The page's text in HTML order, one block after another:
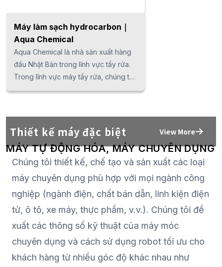
Máy làm sạch hydrocarbon｜
Aqua Chemical
Aqua Chemical là nhà sản xuất hàng
đầu Nhật Bản trong lĩnh vực tẩy rửa.
Trong lĩnh vực máy tẩy rửa, chúng tôi
đang phát triển nhiều hệ thống rửa
tụ hơi nước và hệ thống thu hồi khí
hiệu quả cao. Chúng tôi sẽ đề xuất hệ
thống rửa tối ưu cho khách hàng của
mình, chẳng hạn như rửa siêu âm khử
khí", "rửa siêu âm giảm áp" và "rửa
bằng nước".
Thiết kế máy đặc biệt View More
MÁY TỰ ĐỘNG HÓA, MÁY CHUYÊN DỤNG
Chúng tôi thiết kế, chế tạo và sản xuất các loại
máy chuyên dụng phù hợp với mọi ngành công
nghiệp (ngành điện, chất bán dẫn, linh kiện điện
tử, ô tô, xe máy, thực phẩm, v.v.). Chúng tôi đề
xuất các thông số kỹ thuật của máy móc
chuyên dụng và cách sử dụng robot tối ưu cho
khách hàng từ nhiều góc độ khác nhau như